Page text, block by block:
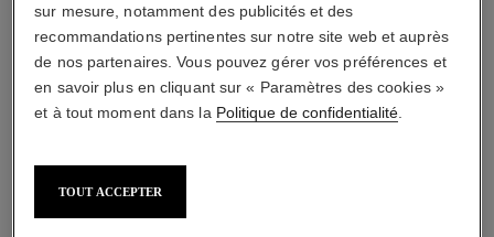
03
sur mesure, notamment des publicités et des
recommandations pertinentes sur notre site web et auprès
de nos partenaires. Vous pouvez gérer vos préférences et
en savoir plus en cliquant sur « Paramètres des cookies »
et à tout moment dans la Politique de confidentialité.
TOUT ACCEPTER